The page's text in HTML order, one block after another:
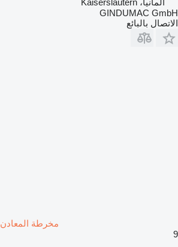
ألمانيا، Kaiserslautern
GINDUMAC GmbH
الاتصال بالبائع
مخرطة المعادن Citizen K16 VIP
9